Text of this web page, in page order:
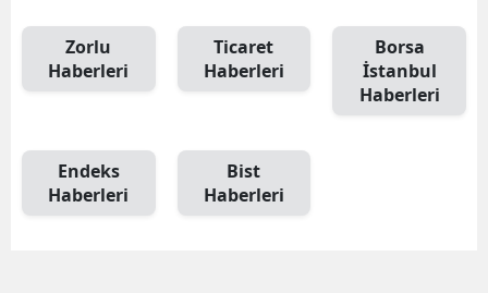
Zorlu
Haberleri
Ticaret
Haberleri
Borsa
İstanbul
Haberleri
Endeks
Haberleri
Bist
Haberleri